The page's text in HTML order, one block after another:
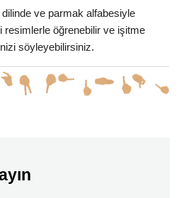
ve parmak alfabesiyle
resimlerle öğrenebilir ve işitme
söyleyebilirsiniz.